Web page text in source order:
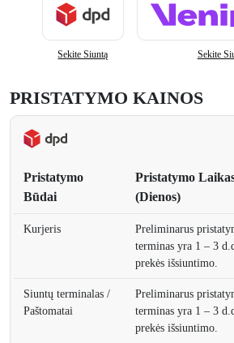
Sekite Siuntą Sekite
PRISTATYMO KAINOS
Pristatymo
Būdai
Pristatymo
(Dienos)
Kurjeris
Preliminarus
terminas yra 1 – 3
prekės išsiuntimo.
Siuntų terminalas /
Paštomatai
Preliminarus
terminas yra 1 – 3
prekės išsiuntimo.